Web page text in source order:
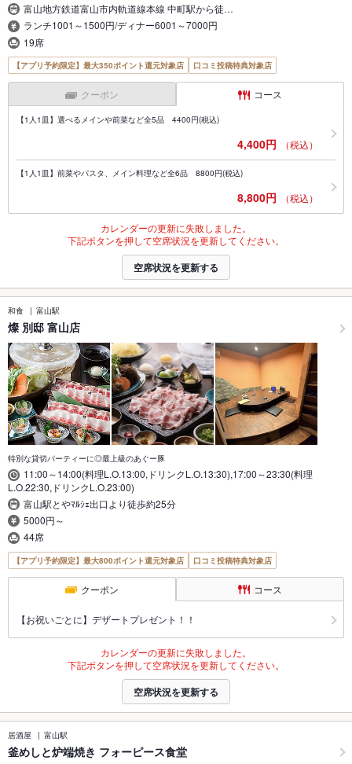
富山地方鉄道富山市内軌道線本線 中町駅から徒…
ランチ1001～1500円/ディナー6001～7000円
19席
【アプリ予約限定】最大350ポイント還元対象店 口コミ投稿特典対象店
クーポン コース
【1人1皿】選べるメインや前菜など全5品 4400円(税込)
4,400円 （税込）
【1人1皿】前菜やパスタ、メイン料理など全6品 8800円(税込)
8,800円 （税込）
カレンダーの更新に失敗しました。
下記ボタンを押して空席状況を更新してください。
空席状況を更新する
和食 富山駅
燦 別邸 富山店
特別な貸切パーティーに◎最上級のあぐー豚
11:00～14:00(料理L.O.13:00,ドリンクL.O.13:30),17:00～23:30(料理
L.O.22:30,ドリンクL.O.23:00)
富山駅とやﾏﾙｼｪ出口より徒歩約25分
5000円～
44席
【アプリ予約限定】最大800ポイント還元対象店 口コミ投稿特典対象店
クーポン コース
【お祝いごとに】デザートプレゼント！！
カレンダーの更新に失敗しました。
下記ボタンを押して空席状況を更新してください。
空席状況を更新する
居酒屋 富山駅
釜めしと炉端焼き フォーピース食堂